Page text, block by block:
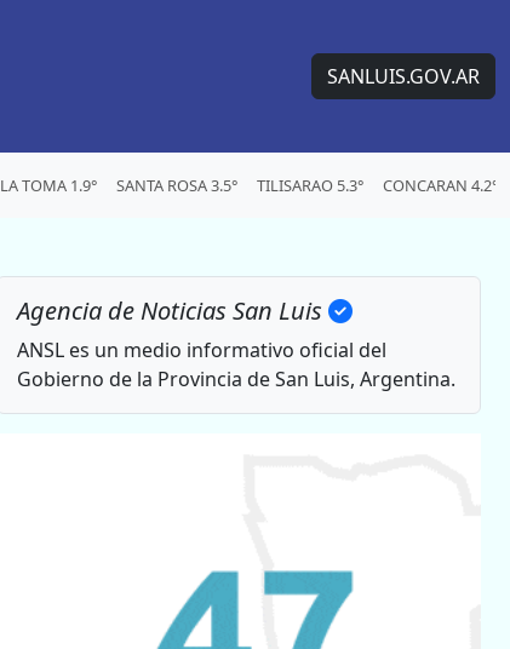
SANLUIS.GOV.AR
LA TOMA 1.9° SANTA ROSA 3.5° TILISARAO 5.3° CONCARAN 4.2°
Agencia de Noticias San Luis
ANSL es un medio informativo oficial del
Gobierno de la Provincia de San Luis, Argentina.